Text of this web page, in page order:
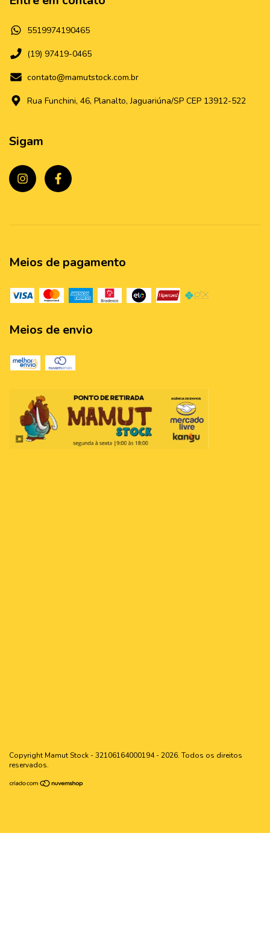
5519974190465
(19) 97419-0465
contato@mamutstock.com.br
Rua Funchini, 46, Planalto, Jaguariúna/SP CEP 13912-522
Sigam
Meios de pagamento
Meios de envio
Copyright Mamut Stock - 32106164000194 - 2026. Todos os direitos
reservados.